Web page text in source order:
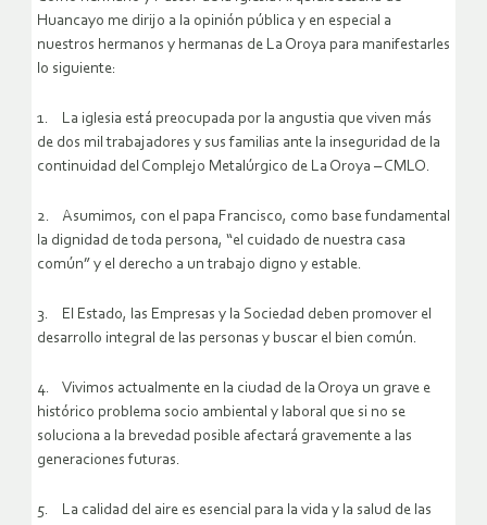
Huancayo me dirijo a la opinión pública y en especial a
nuestros hermanos y hermanas de La Oroya para manifestarles
lo siguiente:
1. La iglesia está preocupada por la angustia que viven más
de dos mil trabajadores y sus familias ante la inseguridad de la
continuidad del Complejo Metalúrgico de La Oroya – CMLO.
2. Asumimos, con el papa Francisco, como base fundamental
la dignidad de toda persona, “el cuidado de nuestra casa
común” y el derecho a un trabajo digno y estable.
3. El Estado, las Empresas y la Sociedad deben promover el
desarrollo integral de las personas y buscar el bien común.
4. Vivimos actualmente en la ciudad de la Oroya un grave e
histórico problema socio ambiental y laboral que si no se
soluciona a la brevedad posible afectará gravemente a las
generaciones futuras.
5. La calidad del aire es esencial para la vida y la salud de las